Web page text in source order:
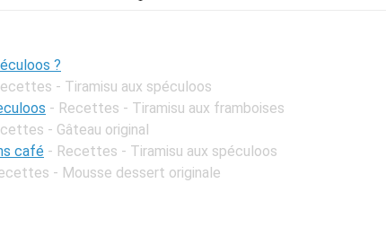
?
- Tiramisu aux spéculoos
- Recettes - Tiramisu aux framboises
- Gâteau original
café - Recettes - Tiramisu aux spéculoos
- Mousse dessert originale